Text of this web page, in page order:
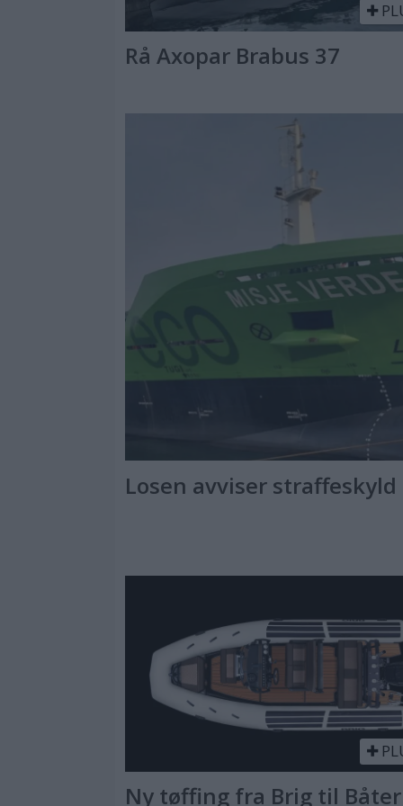
Rå Axopar Brabus 37
Losen avviser straffeskyld
Ny tøffing fra Brig til